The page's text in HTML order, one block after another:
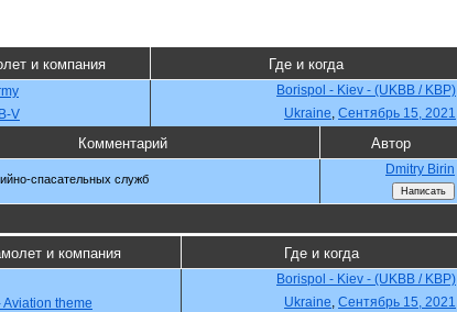
и компания Где и когда
Borispol - Kiev - (UKBB / KBP)
V
Ukraine, Сентябрь 15, 2021
Комментарий Автор
спасательных служб
Dmitry Birin
и компания Где и когда
Borispol - Kiev - (UKBB / KBP)
Aviation theme
Ukraine, Сентябрь 15, 2021